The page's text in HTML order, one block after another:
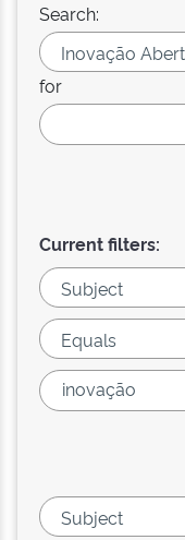
Search:
for
Current filters: